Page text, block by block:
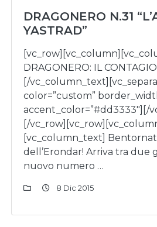
DRAGONERO N.31
YASTRAD”
DRAGONERO: IL CONTAGIO
[/
color=”custom”
accent_color=”#dd3333″][/
[/
[vc_column_text]
dell’Erondar! Arriva tra due
nuovo numero …
8 Dic 2015